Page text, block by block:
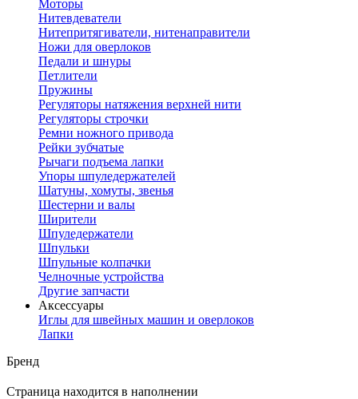
Моторы
Нитевдеватели
Нитепритягиватели, нитенаправители
Ножи для оверлоков
Педали и шнуры
Петлители
Пружины
Регуляторы натяжения верхней нити
Регуляторы строчки
Ремни ножного привода
Рейки зубчатые
Рычаги подъема лапки
Упоры шпуледержателей
Шатуны, хомуты, звенья
Шестерни и валы
Ширители
Шпуледержатели
Шпульки
Шпульные колпачки
Челночные устройства
Другие запчасти
Аксессуары
Иглы для швейных машин и оверлоков
Лапки
Бренд
Страница находится в наполнении